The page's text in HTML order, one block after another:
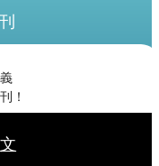
！